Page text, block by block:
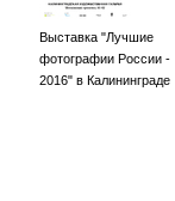
Выставка "Лучшие
фотографии России -
2016" в Калининграде